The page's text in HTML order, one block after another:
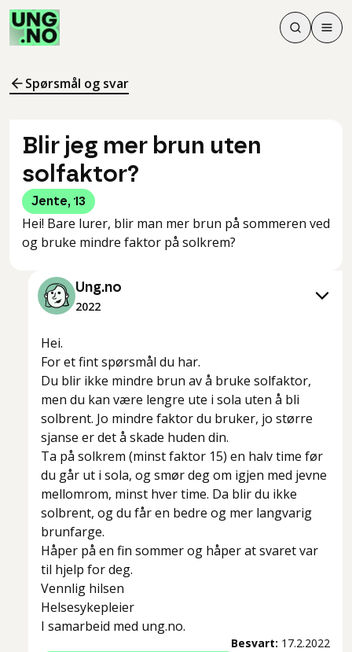
Søk
Søk
Meny
Spørsmål og svar
Blir jeg mer brun uten
solfaktor?
Jente, 13
Hei! Bare lurer, blir man mer brun på sommeren ved
og bruke mindre faktor på solkrem?
Ung.no
2022
Hei.
For et fint spørsmål du har.
Du blir ikke mindre brun av å bruke solfaktor,
men du kan være lengre ute i sola uten å bli
solbrent. Jo mindre faktor du bruker, jo større
sjanse er det å skade huden din.
Ta på solkrem (minst faktor 15) en halv time før
du går ut i sola, og smør deg om igjen med jevne
mellomrom, minst hver time. Da blir du ikke
solbrent, og du får en bedre og mer langvarig
brunfarge.
Håper på en fin sommer og håper at svaret var
til hjelp for deg.
Vennlig hilsen
Helsesykepleier
I samarbeid med ung.no.
Besvart: 17.2.2022